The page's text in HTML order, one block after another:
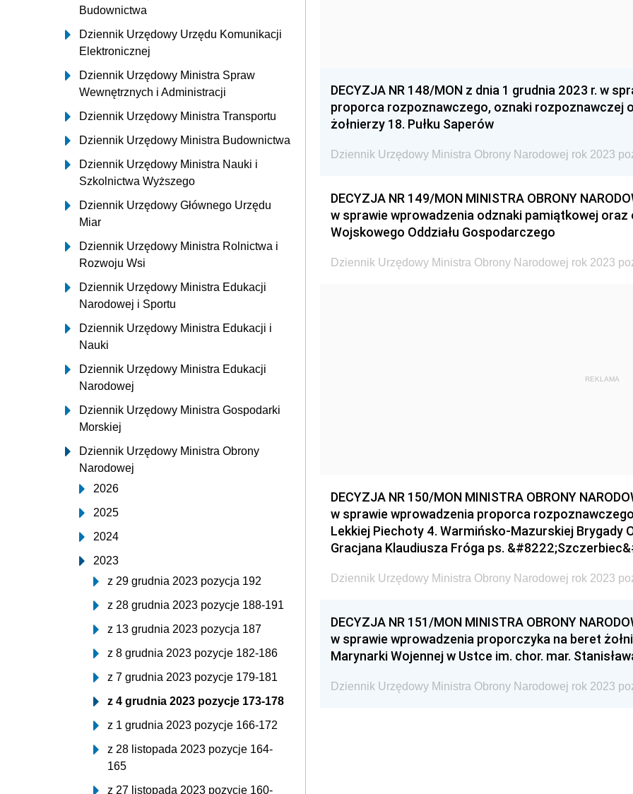
Budownictwa
Dziennik Urzędowy Urzędu Komunikacji
Elektronicznej
Dziennik Urzędowy Ministra Spraw
Wewnętrznych i Administracji
Dziennik Urzędowy Ministra Transportu
Dziennik Urzędowy Ministra Budownictwa
Dziennik Urzędowy Ministra Nauki i
Szkolnictwa Wyższego
Dziennik Urzędowy Głównego Urzędu
Miar
Dziennik Urzędowy Ministra Rolnictwa i
Rozwoju Wsi
Dziennik Urzędowy Ministra Edukacji
Narodowej i Sportu
Dziennik Urzędowy Ministra Edukacji i
Nauki
Dziennik Urzędowy Ministra Edukacji
Narodowej
Dziennik Urzędowy Ministra Gospodarki
Morskiej
Dziennik Urzędowy Ministra Obrony
Narodowej
2026
2025
2024
2023
z 29 grudnia 2023 pozycja 192
z 28 grudnia 2023 pozycje 188-191
z 13 grudnia 2023 pozycja 187
z 8 grudnia 2023 pozycje 182-186
z 7 grudnia 2023 pozycje 179-181
z 4 grudnia 2023 pozycje 173-178
z 1 grudnia 2023 pozycje 166-172
z 28 listopada 2023 pozycje 164-
165
z 27 listopada 2023 pozycje 160-
DECYZJA NR 148/MON z dnia 1 grudnia 2023 r. w
proporca rozpoznawczego, oznaki rozpoznawczej
żołnierzy 18. Pułku Saperów
Dziennik Urzędowy Ministra Obrony Narodowej rok 2023
DECYZJA NR 149/MON MINISTRA OBRONY
w sprawie wprowadzenia odznaki pamiątkowej
Wojskowego Oddziału Gospodarczego
Dziennik Urzędowy Ministra Obrony Narodowej rok 2023
REKLAMA
DECYZJA NR 150/MON MINISTRA OBRONY
w sprawie wprowadzenia proporca
Lekkiej Piechoty 4. Warmińsko-Mazurskiej Brygady
Gracjana Klaudiusza Fróga ps.
Dziennik Urzędowy Ministra Obrony Narodowej rok 2023
DECYZJA NR 151/MON MINISTRA OBRONY
w sprawie wprowadzenia proporczyka na beret
Marynarki Wojennej w Ustce im. chor. mar.
Dziennik Urzędowy Ministra Obrony Narodowej rok 2023